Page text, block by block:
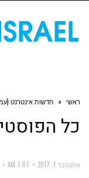
ראשי » חדשות אינטרנט
כל
אוקטובר 1, 2017 7:07 AM